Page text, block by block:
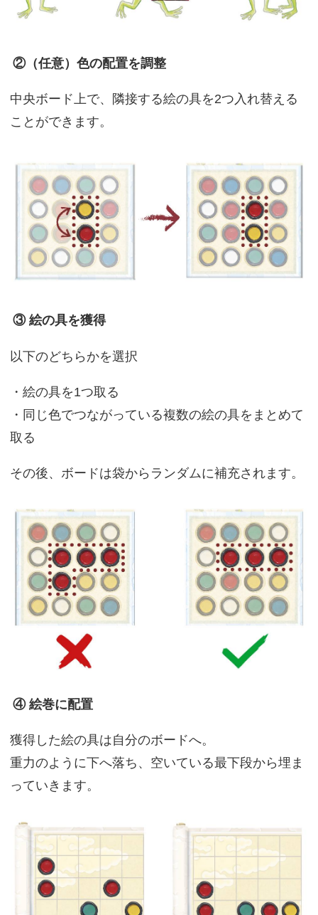
②（任意）色の配置を調整
中央ボード上で、隣接する絵の具を2つ入れ替える
ことができます。
③ 絵の具を獲得
以下のどちらかを選択
・絵の具を1つ取る
・同じ色でつながっている複数の絵の具をまとめて
取る
その後、ボードは袋からランダムに補充されます。
④ 絵巻に配置
獲得した絵の具は自分のボードへ。
重力のように下へ落ち、空いている最下段から埋ま
っていきます。